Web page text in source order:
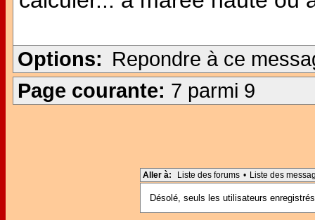
Options: Repondre à ce
Page courante: 7 parmi 9
Aller à: Liste des forums • Liste des
Désolé, seuls les utilisateurs